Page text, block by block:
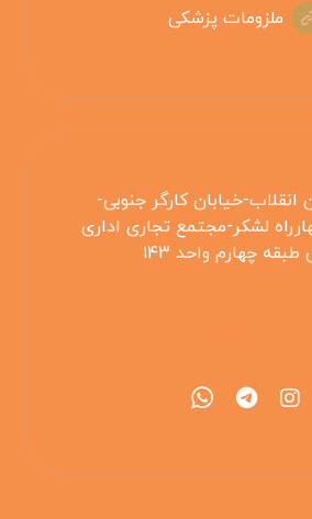
ملزومات پزشکی
خیابان کارگر جنوبی-
لشکر-مجتمع تجاری اداری
طبقه چهارم واحد ۱۴۳